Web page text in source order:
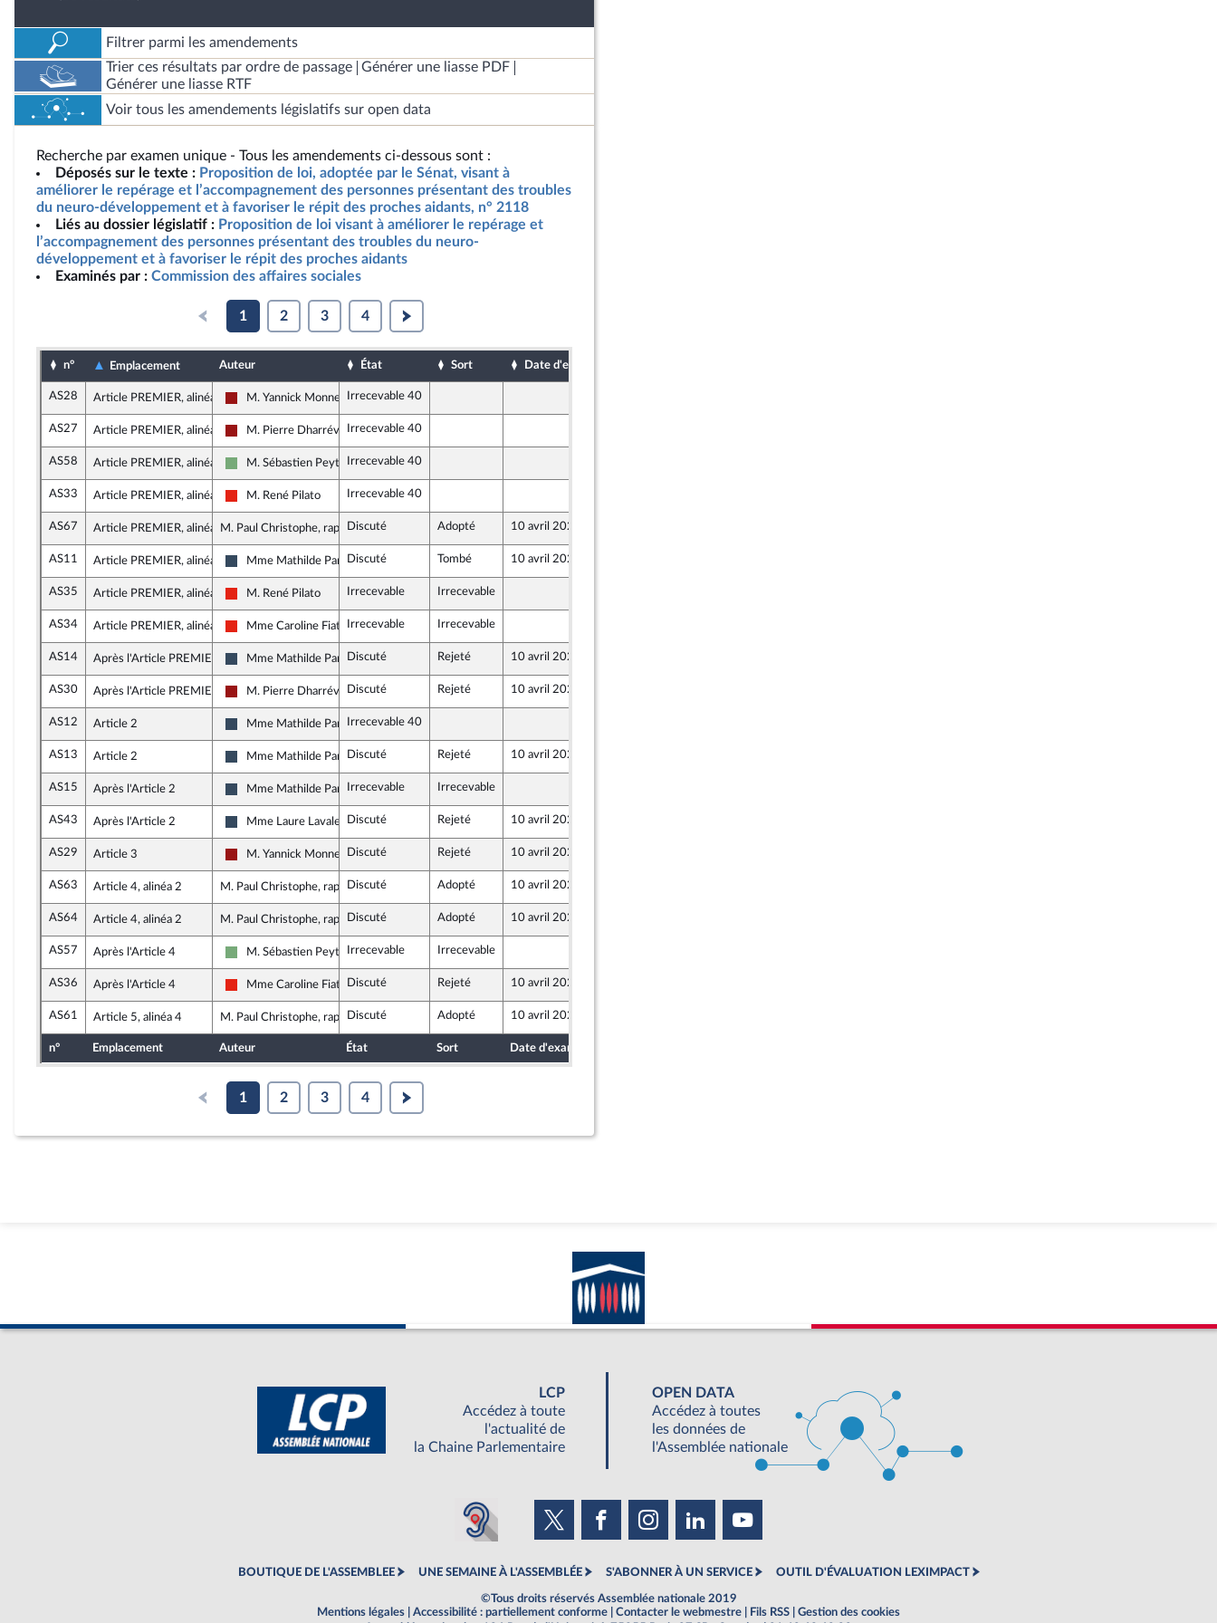
Filtrer parmi les amendements
Trier ces résultats par ordre de passage
Générer une liasse PDF
Générer une liasse RTF
Voir tous les amendements législatifs sur open data
Recherche par examen unique - Tous les amendements ci-dessous sont :
Déposés sur le texte : Proposition de loi, adoptée par le Sénat, visant à
améliorer le repérage et l’accompagnement des personnes présentant des troubles
du neuro-développement et à favoriser le répit des proches aidants, n° 2118
Liés au dossier législatif : Proposition de loi visant à améliorer le repérage et
l’accompagnement des personnes présentant des troubles du neuro-
développement et à favoriser le répit des proches aidants
Examinés par : Commission des affaires sociales
1 2 3 4
n° Emplacement Auteur État Sort Date d'examen
AS28 Article PREMIER, alinéa 2
Gauche démocrate et républicaine - NUPES
M. Yannick Monnet Irrecevable 40
AS27 Article PREMIER, alinéa 2
Gauche démocrate et républicaine - NUPES
M. Pierre DharrévilleIrrecevable 40
AS58 Article PREMIER, alinéa 2
Écologiste - NUPES
M. Sébastien PeytavieIrrecevable 40
AS33 Article PREMIER, alinéa 2
La France insoumise - Nouvelle Union Populaire écologique et sociale
M. René Pilato Irrecevable 40
AS67 Article PREMIER, alinéa 2M. Paul Christophe, rapporteur
Discuté Adopté 10 avril 2024
AS11 Article PREMIER, alinéa 2
Rassemblement National
Mme Mathilde ParisDiscuté Tombé 10 avril 2024
AS35 Article PREMIER, alinéa 2
La France insoumise - Nouvelle Union Populaire écologique et sociale
M. René Pilato Irrecevable Irrecevable
AS34 Article PREMIER, alinéa 2
La France insoumise - Nouvelle Union Populaire écologique et sociale
Mme Caroline Fiat Irrecevable Irrecevable
AS14 Après l'Article PREMIER
Rassemblement National
Mme Mathilde ParisDiscuté Rejeté 10 avril 2024
AS30 Après l'Article PREMIER
Gauche démocrate et républicaine - NUPES
M. Pierre DharrévilleDiscuté Rejeté 10 avril 2024
AS12 Article 2
Rassemblement National
Mme Mathilde ParisIrrecevable 40
AS13 Article 2
Rassemblement National
Mme Mathilde ParisDiscuté Rejeté 10 avril 2024
AS15 Après l'Article 2
Rassemblement National
Mme Mathilde ParisIrrecevable Irrecevable
AS43 Après l'Article 2
Rassemblement National
Mme Laure LavaletteDiscuté Rejeté 10 avril 2024
AS29 Article 3
Gauche démocrate et républicaine - NUPES
M. Yannick Monnet Discuté Rejeté 10 avril 2024
AS63 Article 4, alinéa 2 M. Paul Christophe, rapporteur
Discuté Adopté 10 avril 2024
AS64 Article 4, alinéa 2 M. Paul Christophe, rapporteur
Discuté Adopté 10 avril 2024
AS57 Après l'Article 4
Écologiste - NUPES
M. Sébastien PeytavieIrrecevable Irrecevable
AS36 Après l'Article 4
La France insoumise - Nouvelle Union Populaire écologique et sociale
Mme Caroline Fiat Discuté Rejeté 10 avril 2024
AS61 Article 5, alinéa 4 M. Paul Christophe, rapporteur
Discuté Adopté 10 avril 2024
n° Emplacement Auteur État Sort Date d'examen
1 2 3 4
LCP
Accédez à toute
l'actualité de
la Chaine Parlementaire
OPEN DATA
Accédez à toutes
les données de
l'Assemblée nationale
BOUTIQUE DE L'ASSEMBLEE UNE SEMAINE À L'ASSEMBLÉE S'ABONNER À UN SERVICE OUTIL D'ÉVALUATION LEXIMPACT
©Tous droits réservés Assemblée nationale 2019
Mentions légales
Accessibilité : partiellement conforme Contacter le webmestre Fils RSS
Gestion des cookies